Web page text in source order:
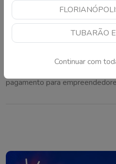
TUBARÃO
Continuar com
São José anuncia
pagamento para